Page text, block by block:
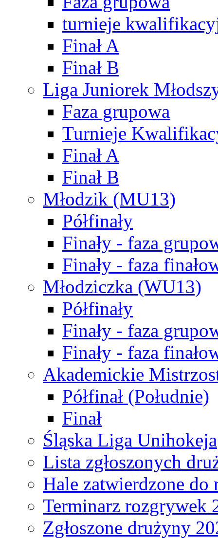
turnieje
Finał A
Finał B
Liga Juniorek
Faza grupowa
Turnieje
Finał A
Finał B
Młodzik (MU13)
Półfinały
Finały - faza
Finały - faza
Młodziczka (WU13)
Półfinały
Finały - faza
Finały - faza
Akademickie
Półfinał (Południe)
Finał
Śląska Liga Unihokeja
Lista zgłoszonych
Hale zatwierdzone do
Terminarz rozgrywek
Zgłoszone drużyny